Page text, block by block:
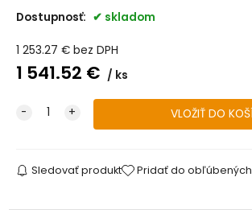
Dostupnosť: skladom
1 253.27 € bez DPH
1 541.52 € ks
Sledovať produkt Pridať do obľúbených